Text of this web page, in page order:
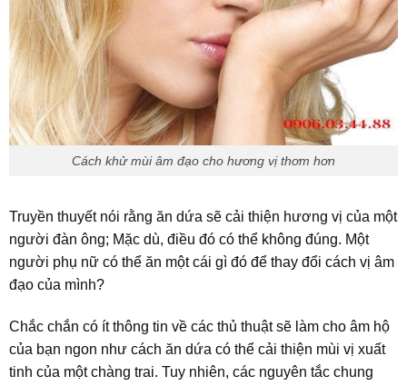
Cách khử mùi âm đạo cho hương vị thơm hơn
Truyền thuyết nói rằng ăn dứa sẽ cải thiện hương vị của một
người đàn ông; Mặc dù, điều đó có thể không đúng. Một
người phụ nữ có thể ăn một cái gì đó để thay đổi cách vị âm
đạo của mình?
Chắc chắn có ít thông tin về các thủ thuật sẽ làm cho âm hộ
của bạn ngon như cách ăn dứa có thể cải thiện mùi vị xuất
tinh của một chàng trai. Tuy nhiên, các nguyên tắc chung